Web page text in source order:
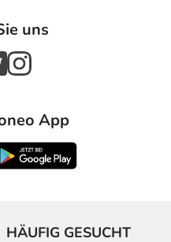
uns
App
HÄUFIG GESUCHT